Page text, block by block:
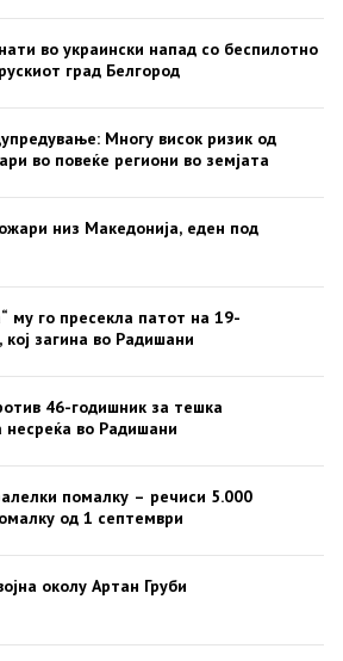
во украински напад со беспилотно
град Белгород
Многу висок ризик од
во повеќе региони во земјата
низ Македонија, еден под
му го пресекла патот на 19-
кој загина во Радишани
46-годишник за тешка
несреќа во Радишани
помалку – речиси 5.000
од 1 септември
околу Артан Груби